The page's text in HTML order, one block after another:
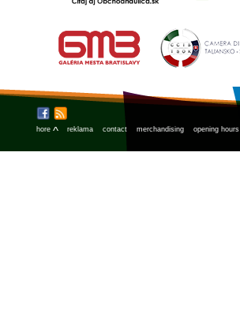
hore ^ reklama contact merchandising opening hours